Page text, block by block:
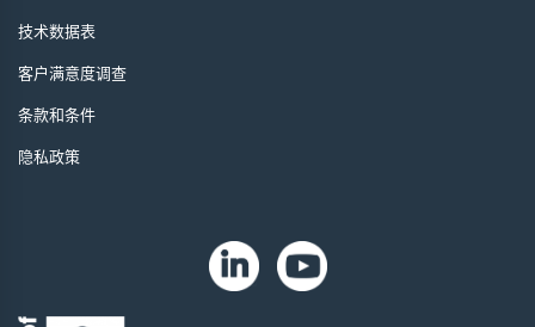
技术数据表
客户满意度调查
条款和条件
隐私政策